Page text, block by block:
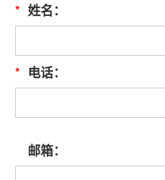
* 姓名：
* 电话：
邮箱：